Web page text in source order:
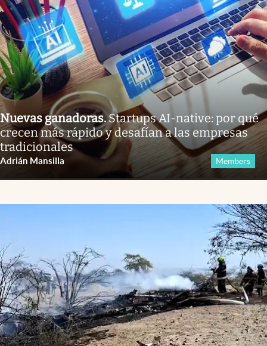
Nuevas ganadoras.Startups AI-native: por qué
crecen más rápido y desafían a las empresas
tradicionales
Adrián Mansilla Members